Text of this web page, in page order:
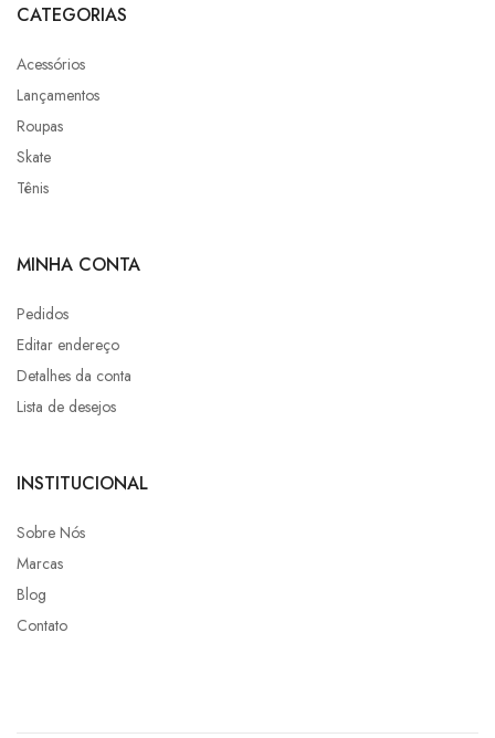
CATEGORIAS
Acessórios
Lançamentos
Roupas
Skate
Tênis
MINHA CONTA
Pedidos
Editar endereço
Detalhes da conta
Lista de desejos
INSTITUCIONAL
Sobre Nós
Marcas
Blog
Contato